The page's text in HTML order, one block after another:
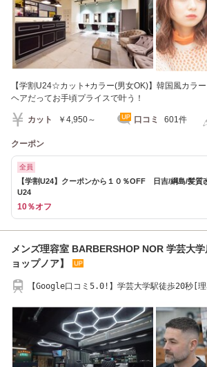
【学割U24☆カット+カラー(男女OK)】韓国風カラ
ヘアだってお手頃プライスで叶う！
カット ￥4,950～ 口コミ 601件
クーポン
全員
【学割U24】クーポンから１０％OFF 日吉/綱島/髪質
U24
10％オフ
メンズ理容室 BARBERSHOP NOR 学芸大
ョップノア】
【Google口コミ5.0!】学芸大学駅徒歩20秒[